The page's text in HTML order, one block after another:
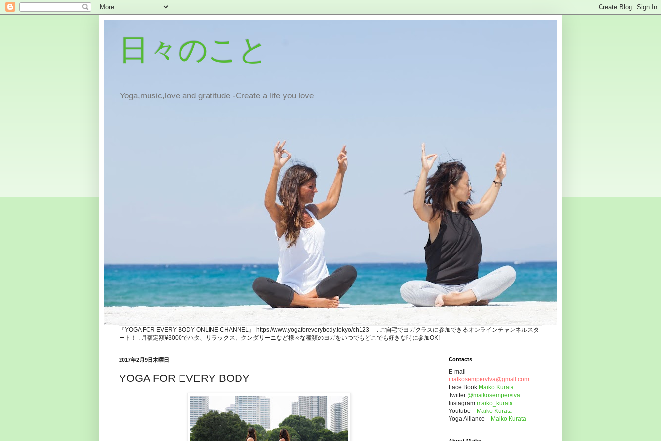
日々のこと
Yoga,music,love and gratitude -Create a life you love
『YOGA FOR EVERY BODY ONLINE CHANNEL』 https://www.yogaforeverybody.tokyo/ch123 . ご自宅でヨガクラスに参加できるオンラインチャンネルスタ
ート！ . 月額定額¥3000でハタ、リラックス、クンダリーニなど様々な種類のヨガをいつでもどこでも好きな時に参加OK!
2017年2月9日木曜日
YOGA FOR EVERY BODY
Contacts
E-mail
maikosemperviva@gmail.com
Face Book Maiko Kurata
Twitter @maikosemperviva
Instagram maiko_kurata
Youtube
Maiko Kurata
Yoga Alliance
Maiko Kurata